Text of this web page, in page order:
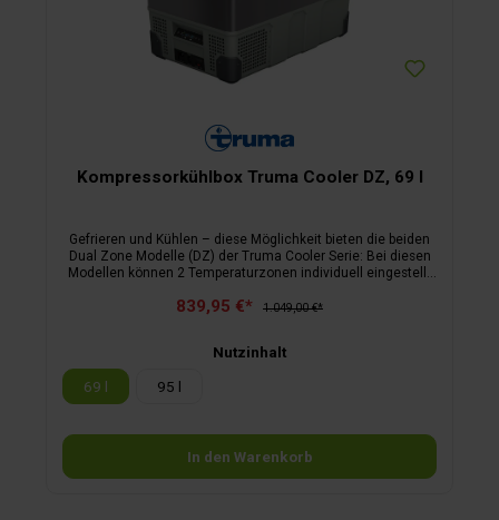
Kompressorkühlbox Truma Cooler DZ, 69 l
Gefrieren und Kühlen – diese Möglichkeit bieten die beiden
Dual Zone Modelle (DZ) der Truma Cooler Serie: Bei diesen
Modellen können 2 Temperaturzonen individuell eingestellt
839,95 €* 1.049,00 €*
Nutzinhalt
69 l
95 l
In den Warenkorb